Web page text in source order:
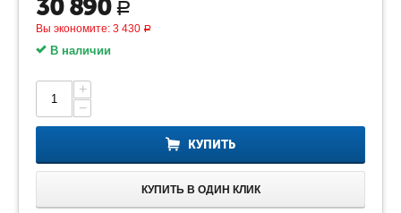
30 890 Р
Вы экономите: 3 430 Р
В наличии
+
−
КУПИТЬ
КУПИТЬ В ОДИН КЛИК